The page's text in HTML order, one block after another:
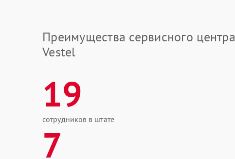
Преимущества сервисного центра
Vestel
19
сотрудников в штате
7